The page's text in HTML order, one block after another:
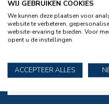
WIJ GEBRUIKEN COOKIES
We kunnen deze plaatsen voor
website te verbeteren,
website-ervaring te bieden. Voor
opent u de instellingen.
ACCEPTEER ALLES